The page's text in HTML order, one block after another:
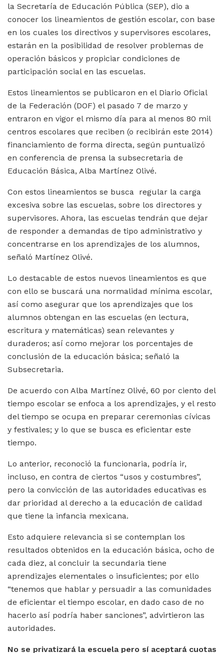
la Secretaría de Educación Pública (SEP), dio a
conocer los lineamientos de gestión escolar, con base
en los cuales los directivos y supervisores escolares,
estarán en la posibilidad de resolver problemas de
operación básicos y propiciar condiciones de
participación social en las escuelas.
Estos lineamientos se publicaron en el Diario Oficial
de la Federación (DOF) el pasado 7 de marzo y
entraron en vigor el mismo día para al menos 80 mil
centros escolares que reciben (o recibirán este 2014)
financiamiento de forma directa, según puntualizó
en conferencia de prensa la subsecretaria de
Educación Básica, Alba Martínez Olivé.
Con estos lineamientos se busca regular la carga
excesiva sobre las escuelas, sobre los directores y
supervisores. Ahora, las escuelas tendrán que dejar
de responder a demandas de tipo administrativo y
concentrarse en los aprendizajes de los alumnos,
señaló Martínez Olivé.
Lo destacable de estos nuevos lineamientos es que
con ello se buscará una normalidad mínima escolar,
así como asegurar que los aprendizajes que los
alumnos obtengan en las escuelas (en lectura,
escritura y matemáticas) sean relevantes y
duraderos; así como mejorar los porcentajes de
conclusión de la educación básica; señaló la
Subsecretaria.
De acuerdo con Alba Martínez Olivé, 60 por ciento del
tiempo escolar se enfoca a los aprendizajes, y el resto
del tiempo se ocupa en preparar ceremonias cívicas
y festivales; y lo que se busca es eficientar este
tiempo.
Lo anterior, reconoció la funcionaria, podría ir,
incluso, en contra de ciertos “usos y costumbres”,
pero la convicción de las autoridades educativas es
dar prioridad al derecho a la educación de calidad
que tiene la infancia mexicana.
Esto adquiere relevancia si se contemplan los
resultados obtenidos en la educación básica, ocho de
cada diez, al concluir la secundaria tiene
aprendizajes elementales o insuficientes; por ello
“tenemos que hablar y persuadir a las comunidades
de eficientar el tiempo escolar, en dado caso de no
hacerlo así podría haber sanciones”, advirtieron las
autoridades.
No se privatizará la escuela pero sí aceptará cuotas